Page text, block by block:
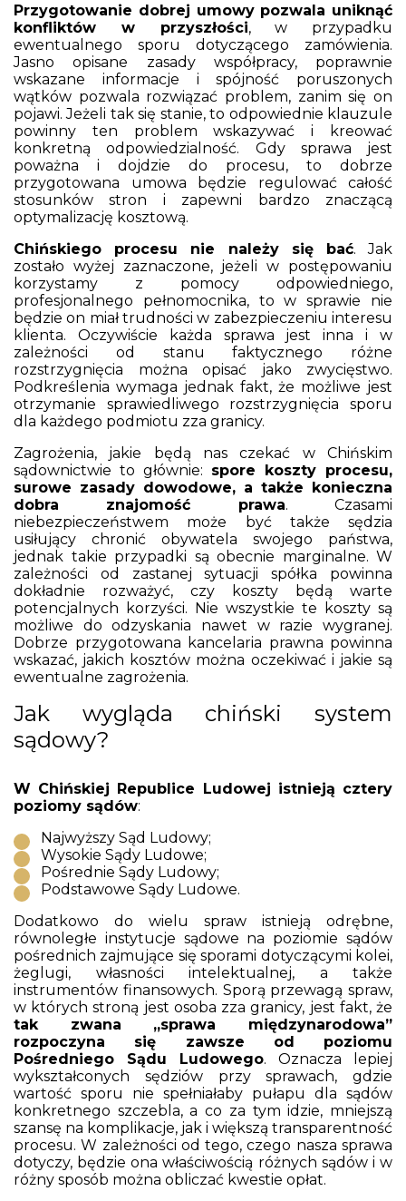
Przygotowanie dobrej umowy pozwala uniknąć
konfliktów w przyszłości, w przypadku
ewentualnego sporu dotyczącego zamówienia.
Jasno opisane zasady współpracy, poprawnie
wskazane informacje i spójność poruszonych
wątków pozwala rozwiązać problem, zanim się on
pojawi. Jeżeli tak się stanie, to odpowiednie klauzule
powinny ten problem wskazywać i kreować
konkretną odpowiedzialność. Gdy sprawa jest
poważna i dojdzie do procesu, to dobrze
przygotowana umowa będzie regulować całość
stosunków stron i zapewni bardzo znaczącą
optymalizację kosztową.
Chińskiego procesu nie należy się bać. Jak
zostało wyżej zaznaczone, jeżeli w postępowaniu
korzystamy z pomocy odpowiedniego,
profesjonalnego pełnomocnika, to w sprawie nie
będzie on miał trudności w zabezpieczeniu interesu
klienta. Oczywiście każda sprawa jest inna i w
zależności od stanu faktycznego różne
rozstrzygnięcia można opisać jako zwycięstwo.
Podkreślenia wymaga jednak fakt, że możliwe jest
otrzymanie sprawiedliwego rozstrzygnięcia sporu
dla każdego podmiotu zza granicy.
Zagrożenia, jakie będą nas czekać w Chińskim
sądownictwie to głównie: spore koszty procesu,
surowe zasady dowodowe, a także konieczna
dobra znajomość prawa. Czasami
niebezpieczeństwem może być także sędzia
usiłujący chronić obywatela swojego państwa,
jednak takie przypadki są obecnie marginalne. W
zależności od zastanej sytuacji spółka powinna
dokładnie rozważyć, czy koszty będą warte
potencjalnych korzyści. Nie wszystkie te koszty są
możliwe do odzyskania nawet w razie wygranej.
Dobrze przygotowana kancelaria prawna powinna
wskazać, jakich kosztów można oczekiwać i jakie są
ewentualne zagrożenia.
Jak wygląda chiński system
sądowy?
W Chińskiej Republice Ludowej istnieją cztery
poziomy sądów:
Najwyższy Sąd Ludowy;
Wysokie Sądy Ludowe;
Pośrednie Sądy Ludowy;
Podstawowe Sądy Ludowe.
Dodatkowo do wielu spraw istnieją odrębne,
równoległe instytucje sądowe na poziomie sądów
pośrednich zajmujące się sporami dotyczącymi kolei,
żeglugi, własności intelektualnej, a także
instrumentów finansowych. Sporą przewagą spraw,
w których stroną jest osoba zza granicy, jest fakt, że
tak zwana „sprawa międzynarodowa”
rozpoczyna się zawsze od poziomu
Pośredniego Sądu Ludowego. Oznacza lepiej
wykształconych sędziów przy sprawach, gdzie
wartość sporu nie spełniałaby pułapu dla sądów
konkretnego szczebla, a co za tym idzie, mniejszą
szansę na komplikacje, jak i większą transparentność
procesu. W zależności od tego, czego nasza sprawa
dotyczy, będzie ona właściwością różnych sądów i w
różny sposób można obliczać kwestie opłat.